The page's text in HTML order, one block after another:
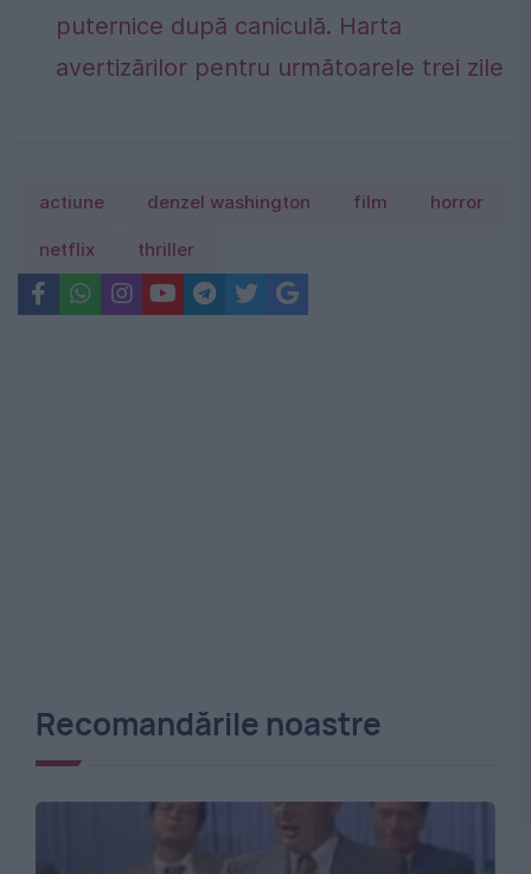
puternice după caniculă. Harta
avertizărilor pentru următoarele trei zile
actiune denzel washington film horror
netflix thriller
Recomandările noastre